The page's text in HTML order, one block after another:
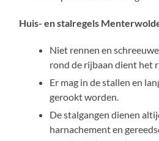
Huis- en stalregels
Niet rennen en
rond de rijbaan dient het
Er mag in de stallen en
gerookt worden.
De stalgangen dienen
harnachement en